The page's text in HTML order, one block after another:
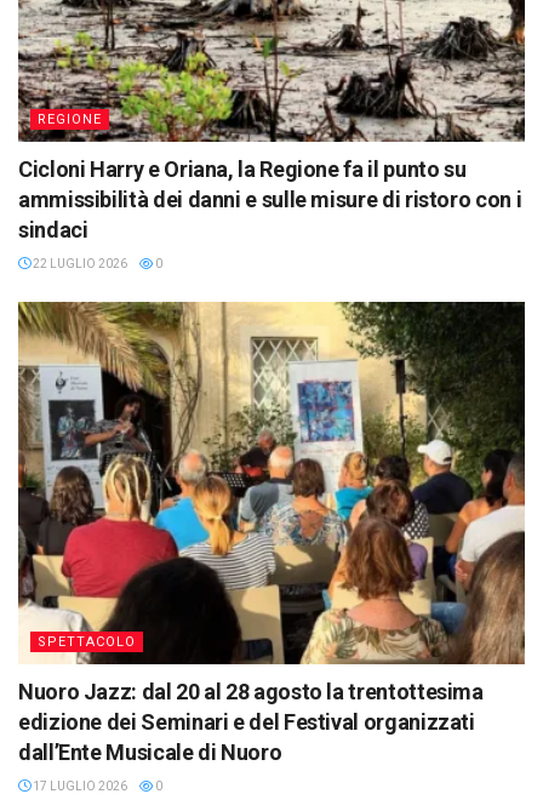
REGIONE
Cicloni Harry e Oriana, la Regione fa il punto su
ammissibilità dei danni e sulle misure di ristoro con i
sindaci
22 LUGLIO 2026 0
SPETTACOLO
Nuoro Jazz: dal 20 al 28 agosto la trentottesima
edizione dei Seminari e del Festival organizzati
dall’Ente Musicale di Nuoro
17 LUGLIO 2026 0